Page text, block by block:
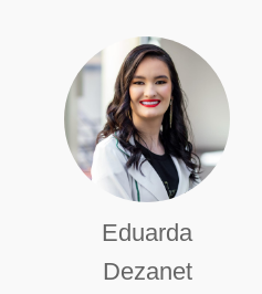
Eduarda
Dezanet